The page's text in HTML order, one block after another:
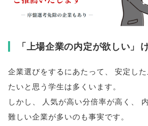
「上場企業の内定が欲しい 」
企業選びをするにあたって 、
安定し
たいと思う学生は多くいます。
しかし 、 人気が高い分倍率が高く 、
難しい企業が多いのも事実です。